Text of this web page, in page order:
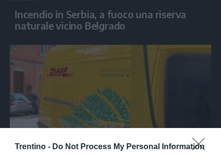
Trentino - Do Not Process My Personal Information
Incendio in Serbia, a fuoco una riserva
naturale vicino Belgrado
SPETTACOLO